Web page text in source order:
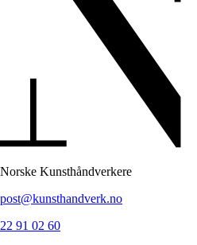
Norske Kunsthåndverkere
post@kunsthandverk.no
22 91 02 60